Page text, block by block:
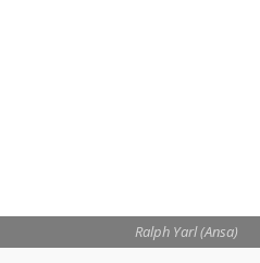
Ralph Yarl (Ansa)